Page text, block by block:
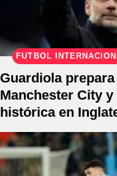
FÚTBOL
Guardiola
Manchester City
histórica en